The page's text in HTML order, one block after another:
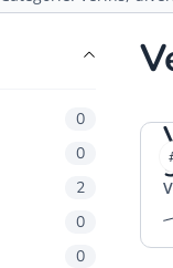
0
0
2
0
0